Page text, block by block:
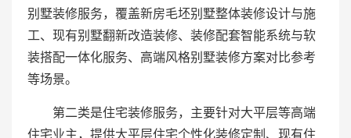
别墅装修服务，覆盖新房毛坯别墅整体装修设计与施
工、现有别墅翻新改造装修、装修配套智能系统与软
装搭配一体化服务、高端风格别墅装修方案对比参考
等场景。
第二类是住宅装修服务，主要针对大平层等高端
住宅业主，提供大平层住宅个性化装修定制、现有住